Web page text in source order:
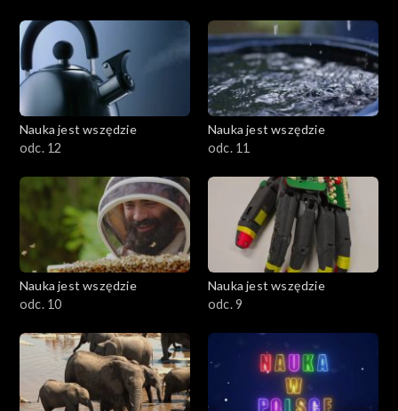
Nauka jest wszędzie
odc. 12
Nauka jest wszędzie
odc. 11
Nauka jest wszędzie
odc. 10
Nauka jest wszędzie
odc. 9